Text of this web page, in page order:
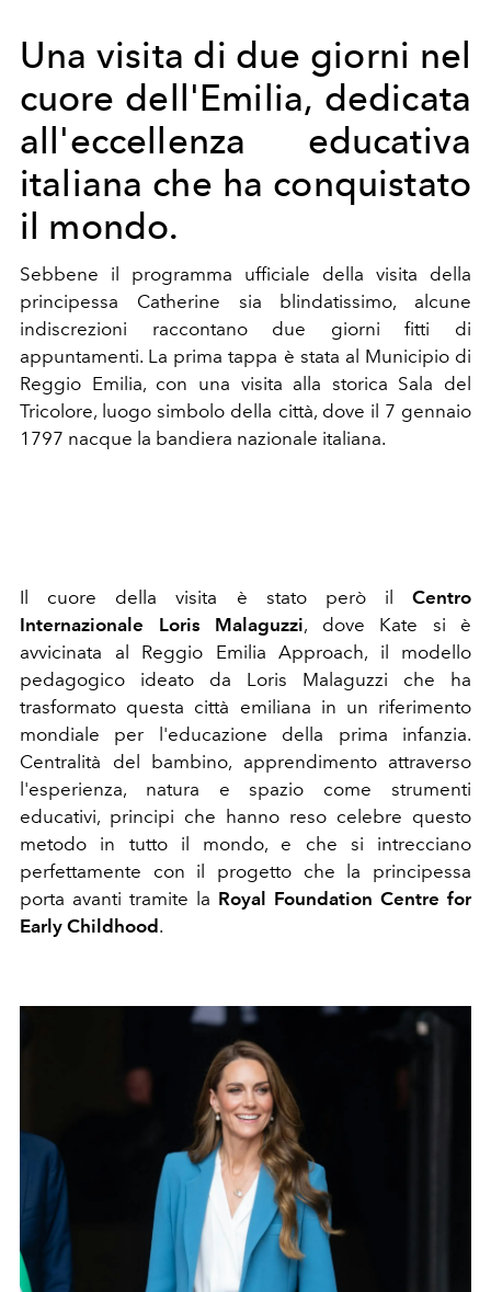
Una visita di due giorni nel
cuore dell'Emilia, dedicata
all'eccellenza educativa
italiana che ha conquistato
il mondo.
Sebbene il programma ufficiale della visita della
principessa Catherine sia blindatissimo, alcune
indiscrezioni raccontano due giorni fitti di
appuntamenti. La prima tappa è stata al Municipio di
Reggio Emilia, con una visita alla storica Sala del
Tricolore, luogo simbolo della città, dove il 7 gennaio
1797 nacque la bandiera nazionale italiana.
Il cuore della visita è stato però il Centro
Internazionale Loris Malaguzzi, dove Kate si è
avvicinata al Reggio Emilia Approach, il modello
pedagogico ideato da Loris Malaguzzi che ha
trasformato questa città emiliana in un riferimento
mondiale per l'educazione della prima infanzia.
Centralità del bambino, apprendimento attraverso
l'esperienza, natura e spazio come strumenti
educativi, principi che hanno reso celebre questo
metodo in tutto il mondo, e che si intrecciano
perfettamente con il progetto che la principessa
porta avanti tramite la Royal Foundation Centre for
Early Childhood.